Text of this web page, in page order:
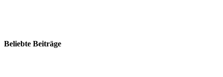
Beliebte Beiträge